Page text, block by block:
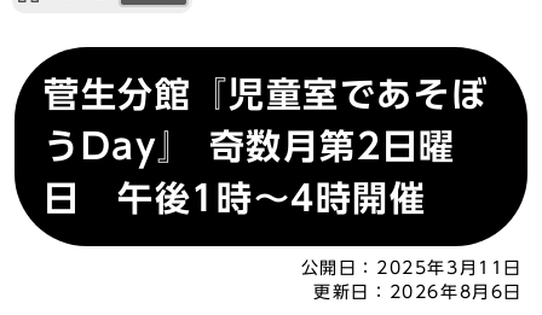
菅生分館『児童室であそぼ
うDay』 奇数月第2日曜
日 午後1時～4時開催
公開日： 2025年3月11日
更新日：
2026年8月6日